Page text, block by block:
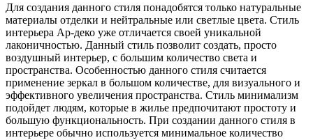
Для создания данного стиля понадобятся только натуральные
материалы отделки и нейтральные или светлые цвета. Стиль
интерьера Ар-деко уже отличается своей уникальной
лаконичностью. Данный стиль позволит создать, просто
воздушный интерьер, с большим количество света и
пространства. Особенностью данного стиля считается
применение зеркал в большом количестве, для визуального и
эффективного увеличения пространства. Стиль минимализм
подойдет людям, которые в жилье предпочитают простоту и
большую функциональность. При создании данного стиля в
интерьере обычно используется минимальное количество